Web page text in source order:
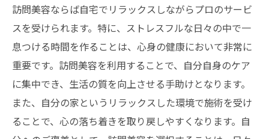
訪問美容が提供するプラスの効果とは
東京都での訪問美容利用者の満足度調査
注意が必要な訪問美容のリスクとその対策
訪問美容を賢く利用するための成功事例
東京都での訪問美容体験談：リアルな口コミと
満足度
訪問美容を利用した人々のリアルな声
訪問美容ならば自宅でリラックスしながらプロのサービ
スを受けられます。特に、ストレスフルな日々の中で一
息つける時間を作ることは、心身の健康において非常に
重要です。訪問美容を利用することで、自分自身のケア
に集中でき、生活の質を向上させる手助けとなります。
また、自分の家というリラックスした環境で施術を受け
ることで、心の落ち着きを取り戻しやすくなります。自